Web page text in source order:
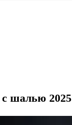
шалью 2025